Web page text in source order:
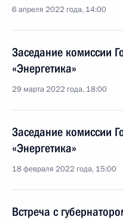
6 апреля 2022 года, 14:00
Заседание комиссии
«Энергетика»
29 марта 2022 года, 18:00
Заседание комиссии
«Энергетика»
18 февраля 2022 года, 15:00
Встреча с